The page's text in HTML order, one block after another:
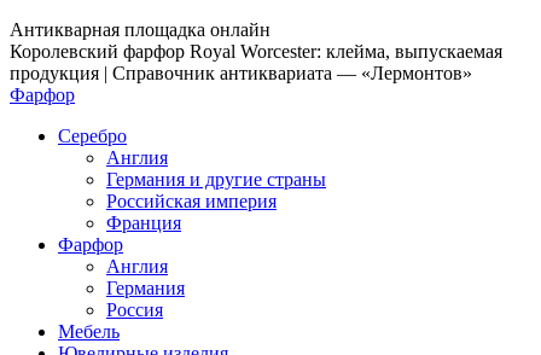
Антикварная площадка онлайн
Королевский фарфор Royal Worcester: клейма, выпускаемая
продукция | Справочник антиквариата — «Лермонтов»
Фарфор
Серебро
Англия
Германия и другие страны
Российская империя
Франция
Фарфор
Англия
Германия
Россия
Мебель